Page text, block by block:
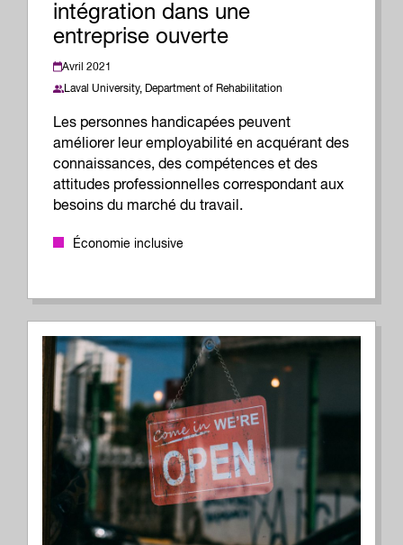
intégration dans une
entreprise ouverte
Avril 2021
Laval University, Department of Rehabilitation
Les personnes handicapées peuvent
améliorer leur employabilité en acquérant des
connaissances, des compétences et des
attitudes professionnelles correspondant aux
besoins du marché du travail.
Économie inclusive